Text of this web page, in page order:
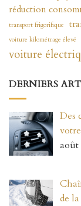
réduction
transport frigorifique
voiture kilométrage élevé
voiture
DERNIERS
Des
août
de